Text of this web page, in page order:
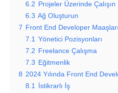
6.2 Projeler Üzerinde Çalışın
6.3 Ağ Oluşturun
7 Front End Developer
7.1 Yönetici Pozisyonları
7.2 Freelance Çalışma
7.3 Eğitmenlik
8 2024 Yılında Front End
8.1
İstikrarlı İş